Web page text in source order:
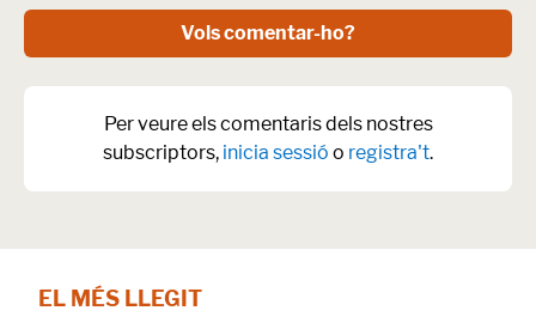
Vols comentar-ho?
Per veure els comentaris dels nostres
subscriptors, inicia sessió o registra't.
EL MÉS LLEGIT